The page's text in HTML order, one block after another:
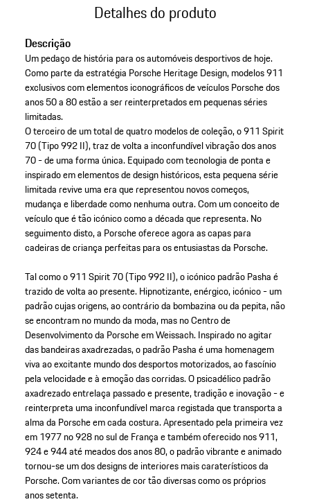
Detalhes do produto
Descrição
Um pedaço de história para os automóveis desportivos de hoje.
Como parte da estratégia Porsche Heritage Design, modelos 911
exclusivos com elementos iconográficos de veículos Porsche dos
anos 50 a 80 estão a ser reinterpretados em pequenas séries
limitadas.
O terceiro de um total de quatro modelos de coleção, o 911 Spirit
70 (Tipo 992 II), traz de volta a inconfundível vibração dos anos
70 - de uma forma única. Equipado com tecnologia de ponta e
inspirado em elementos de design históricos, esta pequena série
limitada revive uma era que representou novos começos,
mudança e liberdade como nenhuma outra. Com um conceito de
veículo que é tão icónico como a década que representa. No
seguimento disto, a Porsche oferece agora as capas para
cadeiras de criança perfeitas para os entusiastas da Porsche.
Tal como o 911 Spirit 70 (Tipo 992 II), o icónico padrão Pasha é
trazido de volta ao presente. Hipnotizante, enérgico, icónico - um
padrão cujas origens, ao contrário da bombazina ou da pepita, não
se encontram no mundo da moda, mas no Centro de
Desenvolvimento da Porsche em Weissach. Inspirado no agitar
das bandeiras axadrezadas, o padrão Pasha é uma homenagem
viva ao excitante mundo dos desportos motorizados, ao fascínio
pela velocidade e à emoção das corridas. O psicadélico padrão
axadrezado entrelaça passado e presente, tradição e inovação - e
reinterpreta uma inconfundível marca registada que transporta a
alma da Porsche em cada costura. Apresentado pela primeira vez
em 1977 no 928 no sul de França e também oferecido nos 911,
924 e 944 até meados dos anos 80, o padrão vibrante e animado
tornou-se um dos designs de interiores mais caraterísticos da
Porsche. Com variantes de cor tão diversas como os próprios
anos setenta.